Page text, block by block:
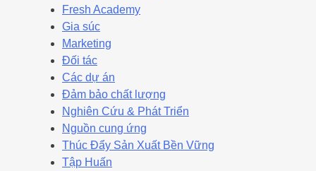
Fresh Academy
Gia súc
Marketing
Đối tác
Các dự án
Đảm bảo chất lượng
Nghiên Cứu & Phát Triển
Nguồn cung ứng
Thúc Đẩy Sản Xuất Bền Vững
Tập Huấn